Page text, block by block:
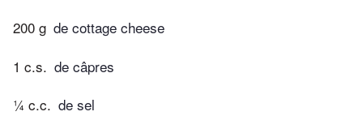
200 g de cottage cheese
1 c.s. de câpres
¼ c.c. de sel